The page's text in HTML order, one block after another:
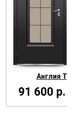
Англия
91 600 р.